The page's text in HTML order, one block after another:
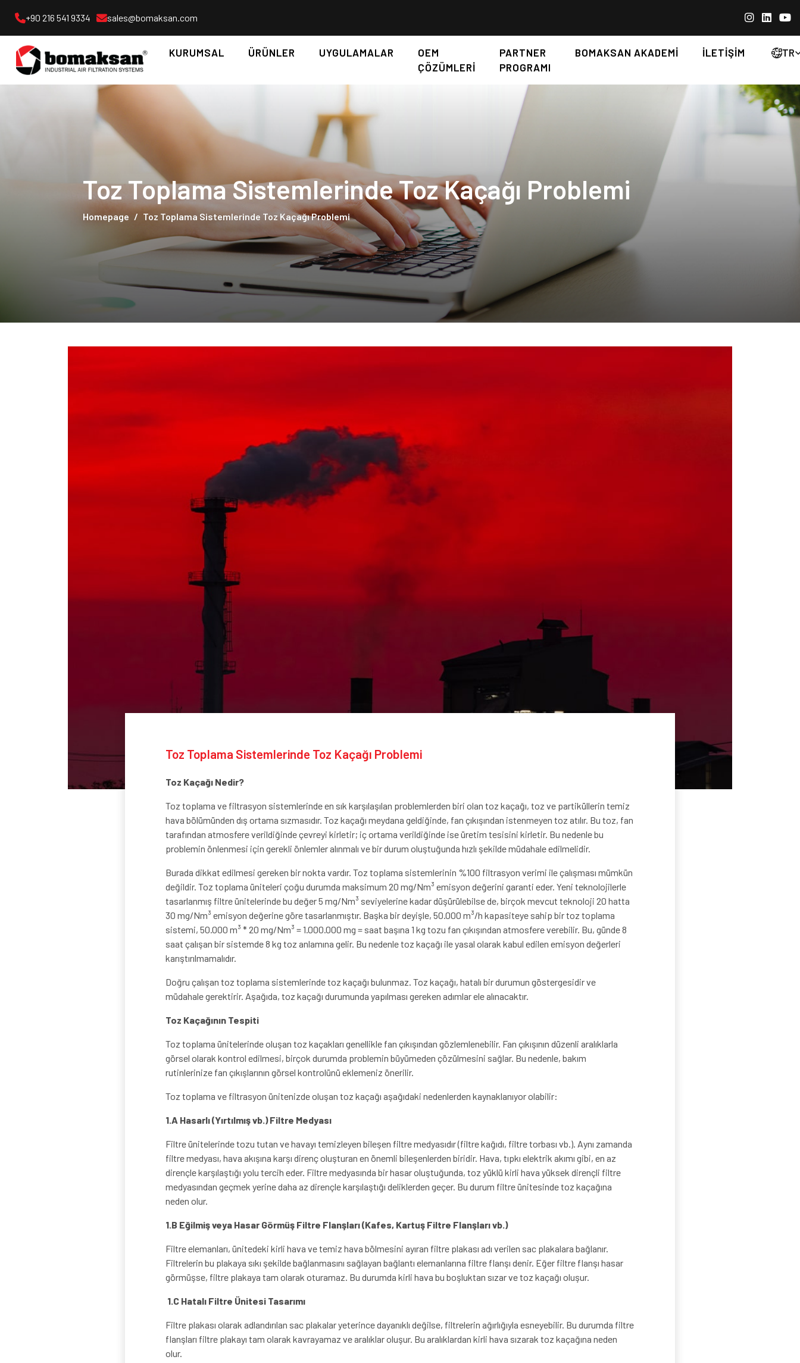
+90 216 541 9334 sales@bomaksan.com
KURUMSAL ÜRÜNLER UYGULAMALAR
OEM
ÇÖZÜMLERİ
PARTNER
PROGRAMI
BOMAKSAN AKADEMİ İLETİŞİM TR
Toz Toplama Sistemlerinde Toz Kaçağı Problemi
Homepage Toz Toplama Sistemlerinde Toz Kaçağı Problemi
Toz Toplama Sistemlerinde Toz Kaçağı Problemi
Toz Kaçağı Nedir?
Toz toplama ve filtrasyon sistemlerinde en sık karşılaşılan problemlerden biri olan toz kaçağı, toz ve partiküllerin temiz
hava bölümünden dış ortama sızmasıdır. Toz kaçağı meydana geldiğinde, fan çıkışından istenmeyen toz atılır. Bu toz, fan
tarafından atmosfere verildiğinde çevreyi kirletir; iç ortama verildiğinde ise üretim tesisini kirletir. Bu nedenle bu
problemin önlenmesi için gerekli önlemler alınmalı ve bir durum oluştuğunda hızlı şekilde müdahale edilmelidir.
Burada dikkat edilmesi gereken bir nokta vardır. Toz toplama sistemlerinin %100 filtrasyon verimi ile çalışması mümkün
değildir. Toz toplama üniteleri çoğu durumda maksimum 20 mg/Nm³ emisyon değerini garanti eder. Yeni teknolojilerle
tasarlanmış filtre ünitelerinde bu değer 5 mg/Nm³ seviyelerine kadar düşürülebilse de, birçok mevcut teknoloji 20 hatta
30 mg/Nm³ emisyon değerine göre tasarlanmıştır. Başka bir deyişle, 50.000 m³/h kapasiteye sahip bir toz toplama
sistemi, 50.000 m³ * 20 mg/Nm³ = 1.000.000 mg = saat başına 1 kg tozu fan çıkışından atmosfere verebilir. Bu, günde 8
saat çalışan bir sistemde 8 kg toz anlamına gelir. Bu nedenle toz kaçağı ile yasal olarak kabul edilen emisyon değerleri
karıştırılmamalıdır.
Doğru çalışan toz toplama sistemlerinde toz kaçağı bulunmaz. Toz kaçağı, hatalı bir durumun göstergesidir ve
müdahale gerektirir. Aşağıda, toz kaçağı durumunda yapılması gereken adımlar ele alınacaktır.
Toz Kaçağının Tespiti
Toz toplama ünitelerinde oluşan toz kaçakları genellikle fan çıkışından gözlemlenebilir. Fan çıkışının düzenli aralıklarla
görsel olarak kontrol edilmesi, birçok durumda problemin büyümeden çözülmesini sağlar. Bu nedenle, bakım
rutinlerinize fan çıkışlarının görsel kontrolünü eklemeniz önerilir.
Toz toplama ve filtrasyon ünitenizde oluşan toz kaçağı aşağıdaki nedenlerden kaynaklanıyor olabilir:
1.A Hasarlı (Yırtılmış vb.) Filtre Medyası
Filtre ünitelerinde tozu tutan ve havayı temizleyen bileşen filtre medyasıdır (filtre kağıdı, filtre torbası vb.). Aynı zamanda
filtre medyası, hava akışına karşı direnç oluşturan en önemli bileşenlerden biridir. Hava, tıpkı elektrik akımı gibi, en az
dirençle karşılaştığı yolu tercih eder. Filtre medyasında bir hasar oluştuğunda, toz yüklü kirli hava yüksek dirençli filtre
medyasından geçmek yerine daha az dirençle karşılaştığı deliklerden geçer. Bu durum filtre ünitesinde toz kaçağına
neden olur.
1.B Eğilmiş veya Hasar Görmüş Filtre Flanşları (Kafes, Kartuş Filtre Flanşları vb.)
Filtre elemanları, ünitedeki kirli hava ve temiz hava bölmesini ayıran filtre plakası adı verilen sac plakalara bağlanır.
Filtrelerin bu plakaya sıkı şekilde bağlanmasını sağlayan bağlantı elemanlarına filtre flanşı denir. Eğer filtre flanşı hasar
görmüşse, filtre plakaya tam olarak oturamaz. Bu durumda kirli hava bu boşluktan sızar ve toz kaçağı oluşur.
1.C Hatalı Filtre Ünitesi Tasarımı
Filtre plakası olarak adlandırılan sac plakalar yeterince dayanıklı değilse, filtrelerin ağırlığıyla esneyebilir. Bu durumda filtre
flanşları filtre plakayı tam olarak kavrayamaz ve aralıklar oluşur. Bu aralıklardan kirli hava sızarak toz kaçağına neden
olur.